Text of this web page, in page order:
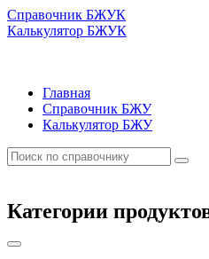
Справочник БЖУК
Калькулятор БЖУК
Главная
Справочник БЖУ
Калькулятор БЖУ
Категории